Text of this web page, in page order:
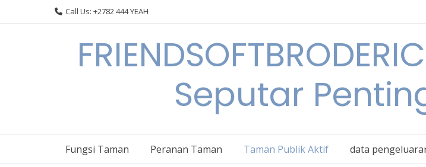
Call Us: +2782 444 YEAH
Seputar
Fungsi Taman Peranan Taman Taman Publik Aktif data